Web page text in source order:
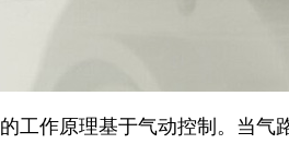
的工作原理基于气动控制。当气